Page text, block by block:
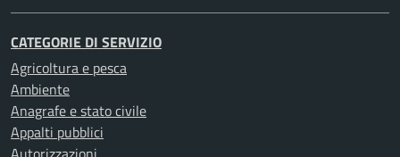
CATEGORIE DI SERVIZIO
Agricoltura e pesca
Ambiente
Anagrafe e stato civile
Appalti pubblici